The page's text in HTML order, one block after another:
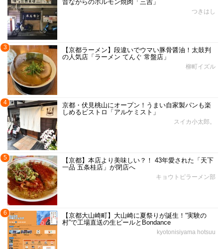
昔ながらのホルモン焼肉「三吉」
つきはし
3
【京都ラーメン】段違いでウマい豚骨醤油！太鼓判
の人気店「ラーメン てんぐ 常盤店」
柳町イズル
4
京都・伏見桃山にオープン！うまい自家製パンも楽
しめるビストロ「アルケミスト」
スイカ小太郎。
5
【京都】本店より美味しい？！ 43年愛された「天下
一品 五条桂店」が閉店へ
キョウトピラーメン部
6
【京都大山崎町】大山崎に夏祭りが誕生！“実験の
村”で工場直送の生ビールとBondance
kyotonisiyama hotsuu